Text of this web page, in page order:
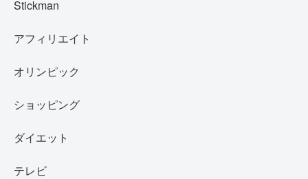
Stickman
アフィリエイト
オリンピック
ショッピング
ダイエット
テレビ